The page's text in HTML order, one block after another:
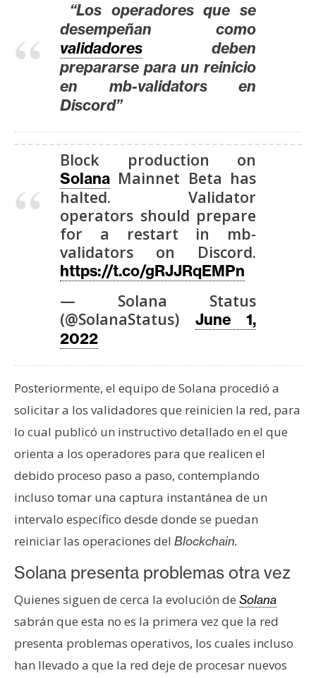
m
C
n
t
a
c
t
o
P
u
b
l
c
d
a
d
“Los operadores que se
desempeñan como
validadores deben
prepararse para un reinicio
en mb-validators en
Discord”
Block production on
Solana Mainnet Beta has
halted. Validator
operators should prepare
for a restart in mb-
validators on Discord.
https://t.co/gRJJRqEMPn
— Solana Status
(@SolanaStatus) June 1,
2022
Posteriormente, el equipo de Solana procedió a
solicitar a los validadores que reinicien la red, para
lo cual publicó un instructivo detallado en el que
orienta a los operadores para que realicen el
debido proceso paso a paso, contemplando
incluso tomar una captura instantánea de un
intervalo específico desde donde se puedan
reiniciar las operaciones del Blockchain.
Solana presenta problemas otra vez
Quienes siguen de cerca la evolución de Solana
sabrán que esta no es la primera vez que la red
presenta problemas operativos, los cuales incluso
han llevado a que la red deje de procesar nuevos